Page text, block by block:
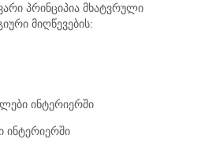
პრინციპია მხატვრული
მიღწევების:
ინტერიერში
ინტერიერში